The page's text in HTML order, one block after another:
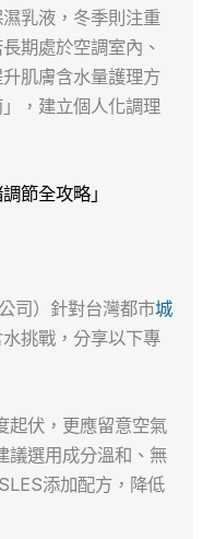
乳液，冬季則注重
期處於空調室內、
肌膚含水量護理方
，建立個人化調理
節全攻略」
司）針對台灣都市城
挑戰，分享以下專
起伏，更應留意空氣
議選用成分溫和、無
添加配方，降低